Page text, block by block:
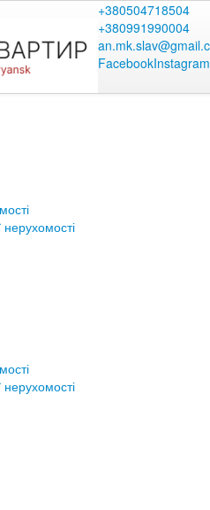
+380504718504
+380991990004
FacebookInstagram